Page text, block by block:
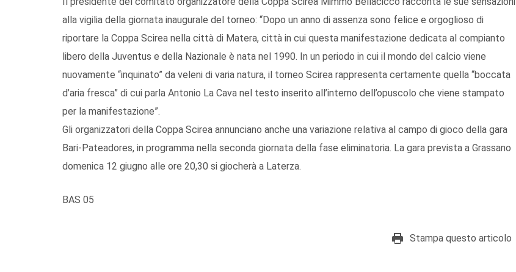
alla vigilia della giornata inaugurale del torneo: “Dopo un anno di assenza sono felice e orgoglioso di
riportare la Coppa Scirea nella città di Matera, città in cui questa manifestazione dedicata al compianto
libero della Juventus e della Nazionale è nata nel 1990. In un periodo in cui il mondo del calcio viene
nuovamente “inquinato” da veleni di varia natura, il torneo Scirea rappresenta certamente quella “boccata
d’aria fresca” di cui parla Antonio La Cava nel testo inserito all’interno dell’opuscolo che viene stampato
per la manifestazione”.
Gli organizzatori della Coppa Scirea annunciano anche una variazione relativa al campo di gioco della gara
Bari-Pateadores, in programma nella seconda giornata della fase eliminatoria. La gara prevista a Grassano
domenica 12 giugno alle ore 20,30 si giocherà a Laterza.
BAS 05
Stampa questo articolo